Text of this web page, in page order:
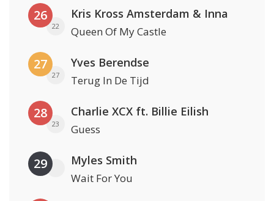
26
22
Kris Kross Amsterdam & Inna
Queen Of My Castle
27
27
Yves Berendse
Terug In De Tijd
28
23
Charlie XCX ft. Billie Eilish
Guess
29 Myles Smith
Wait For You